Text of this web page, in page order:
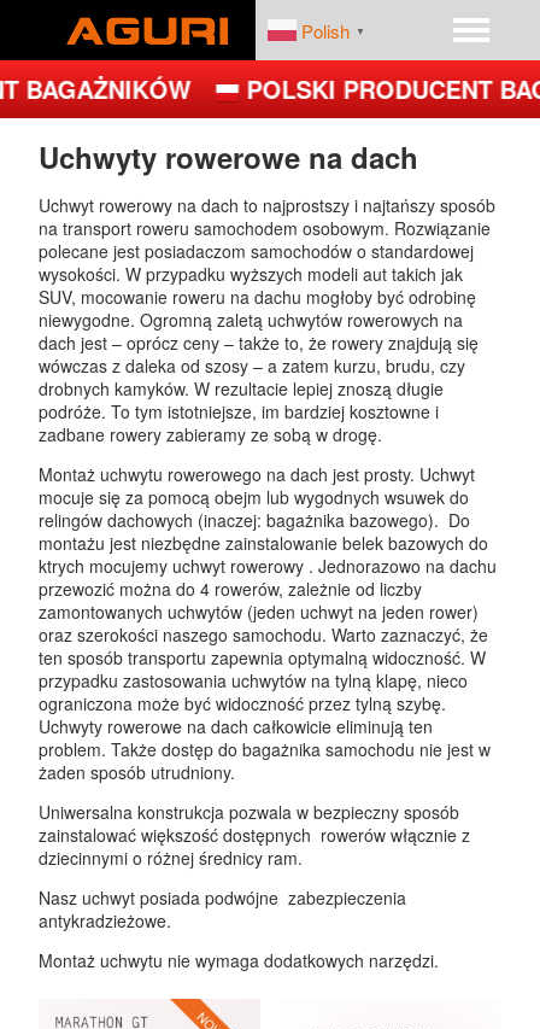
START
PRODUKTY
PLATFORMY ROWEROWE
BAGAŻNIKI BAZOWE
BOXY DACHOWE – BOXY NA DACH
UCHWYTY ROWEROWE NA DACH
UCHWYTY ROWEROWE NA HAK
JET
UCHWYTY ROWEROWE NA TYLNĄ KLAPĘ
BOXY NA HAK I AKCESORIA
DEALERZY
FIRMA
Polish ▼
BAGAŻNIKÓW POLSKI PRODUCENT
Uchwyty rowerowe na dach
Uchwyt rowerowy na dach to najprostszy i najtańszy sposób
na transport roweru samochodem osobowym. Rozwiązanie
polecane jest posiadaczom samochodów o standardowej
wysokości. W przypadku wyższych modeli aut takich jak
SUV, mocowanie roweru na dachu mogłoby być odrobinę
niewygodne. Ogromną zaletą uchwytów rowerowych na
dach jest – oprócz ceny – także to, że rowery znajdują się
wówczas z daleka od szosy – a zatem kurzu, brudu, czy
drobnych kamyków. W rezultacie lepiej znoszą długie
podróże. To tym istotniejsze, im bardziej kosztowne i
zadbane rowery zabieramy ze sobą w drogę.
Montaż uchwytu rowerowego na dach jest prosty. Uchwyt
mocuje się za pomocą obejm lub wygodnych wsuwek do
relingów dachowych (inaczej: bagażnika bazowego). Do
montażu jest niezbędne zainstalowanie belek bazowych do
ktrych mocujemy uchwyt rowerowy . Jednorazowo na dachu
przewozić można do 4 rowerów, zależnie od liczby
zamontowanych uchwytów (jeden uchwyt na jeden rower)
oraz szerokości naszego samochodu. Warto zaznaczyć, że
ten sposób transportu zapewnia optymalną widoczność. W
przypadku zastosowania uchwytów na tylną klapę, nieco
ograniczona może być widoczność przez tylną szybę.
Uchwyty rowerowe na dach całkowicie eliminują ten
problem. Także dostęp do bagażnika samochodu nie jest w
żaden sposób utrudniony.
Uniwersalna konstrukcja pozwala w bezpieczny sposób
zainstalować większość dostępnych rowerów włącznie z
dziecinnymi o różnej średnicy ram.
Nasz uchwyt posiada podwójne zabezpieczenia
antykradzieżowe.
Montaż uchwytu nie wymaga dodatkowych narzędzi.